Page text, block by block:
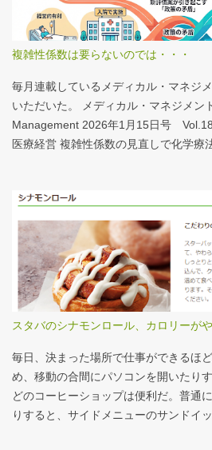
う？、あの施設は何人だろう？と見て
が、上のグラフのような情報が頭に入
する。立派な建物がある。武蔵国府の
復元したものだ。写真だけでは、大き
今月訪れた武蔵国府跡 実際には10分の
れほど大きくない。人が一緒に写って
憶）武蔵国府跡 東京都府中市：朝日新
い。平均値で見ても情報は十分でない
ストグラムなどをあわせて見れば、相
やすい。朝日新聞の記事は、人が一緒
把握しやすい。 そういえば、大きさ比
るのって、最近見かけないなぁ・・・
なのか？？
複雑性係数は要らないのでは・・・
毎月連載しているメディカル・マネジ
いただいた。 メディカル・マネジメン
Management 2026年1月15日号
医療経営 複雑性係数の見直しで化学療
は微妙だ・・・と言い続けて10数年、
だ。ただ、その見直し内容も微妙では
旨。 AIにまとめさせるとこんな感じ。
い」と言われているので、自分が話す
言われるのは時間の問題だろう。
スタバのシナモンロール、カロリーが
毎日、決まった場所で仕事ができるほ
め、移動の合間にパソコンを開いたり
どのコーヒーショップは便利だ。普通
りすると、サイドメニューのサンドイ